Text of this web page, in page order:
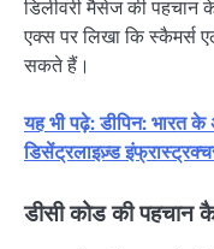
डिलीवरी मैसेज की पहचान
एक्स पर लिखा कि स्कैमर्स
सकते हैं।
यह भी पढ़े: डीपिन: भारत
डिसेंट्रलाइज़्ड
डीसी कोड की पहचान